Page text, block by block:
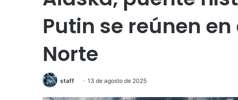
Putin se reúnen
Norte
staff 13 de agosto de 2025